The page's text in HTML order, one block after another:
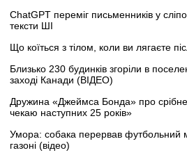
ChatGPT переміг письменників у
тексти ШІ
Що коїться з тілом, коли ви лягаєте
Близько 230 будинків згоріли в
заході Канади (ВІДЕО)
Дружина «Джеймса Бонда» про
чекаю наступних 25 років»
Умора: собака перервав футбольний
газоні (відео)